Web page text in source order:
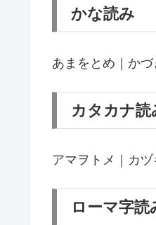
かな読み
あまをとめ｜か
カタカナ読
アマヲトメ｜カ
ローマ字読